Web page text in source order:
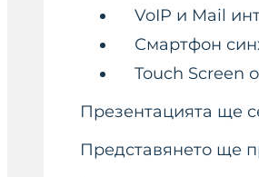
VoIP и Mail
Смартфон
Touch Screen
Презентацията ще
Представянето ще